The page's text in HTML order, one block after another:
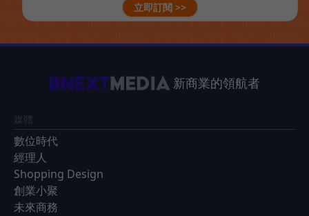
立即訂閱 >>
新商業的領航者
媒體
數位時代
經理人
Shopping Design
創業小聚
未來商務